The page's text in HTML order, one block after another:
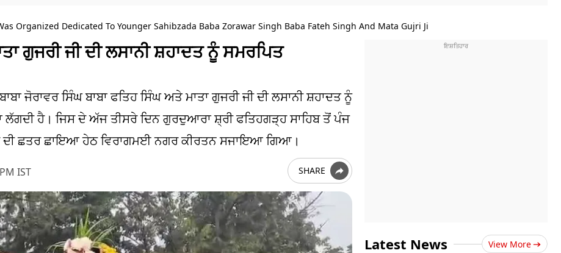
Organized Dedicated To Younger Sahibzada Baba Zorawar Singh Baba Fateh Singh And Mata Gujri Ji
ਗੁਜਰੀ ਜੀ ਦੀ ਲਸਾਨੀ ਸ਼ਹਾਦਤ ਨੂੰ ਸਮਰਪਿਤ
ਜੋਰਾਵਰ ਸਿੰਘ ਬਾਬਾ ਫਤਿਹ ਸਿੰਘ ਅਤੇ ਮਾਤਾ ਗੁਜਰੀ ਜੀ ਦੀ ਲਸਾਨੀ ਸ਼ਹਾਦਤ ਨੂੰ
ਲੱਗਦੀ ਹੈ। ਜਿਸ ਦੇ ਅੱਜ ਤੀਸਰੇ ਦਿਨ ਗੁਰਦੁਆਰਾ ਸ਼੍ਰੀ ਫਤਿਹਗੜ੍ਹ ਸਾਹਿਬ ਤੋਂ ਪੰਜ
ਛਤਰ ਛਾਇਆ ਹੇਠ ਵਿਰਾਗਮਈ ਨਗਰ ਕੀਰਤਨ ਸਜਾਇਆ ਗਿਆ।
IST SHARE
Latest News View More